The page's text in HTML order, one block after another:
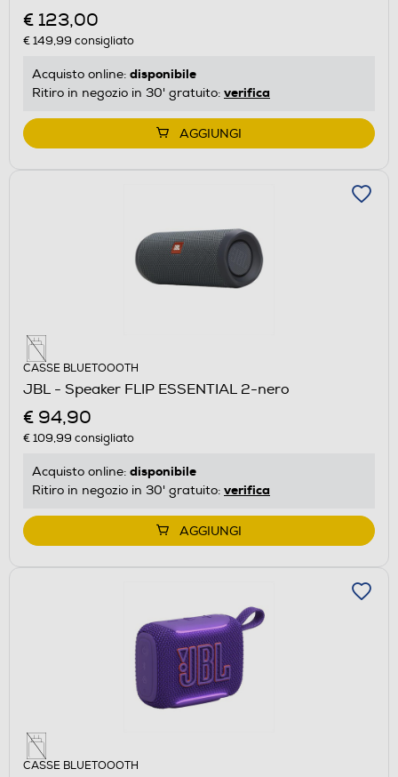
€ 123,00
€ 149,99 consigliato
Acquisto online: disponibile
Ritiro in negozio in 30' gratuito: verifica
AGGIUNGI
CASSE BLUETOOOTH
JBL - Speaker FLIP ESSENTIAL 2-nero
€ 94,90
€ 109,99 consigliato
Acquisto online: disponibile
Ritiro in negozio in 30' gratuito: verifica
AGGIUNGI
CASSE BLUETOOOTH